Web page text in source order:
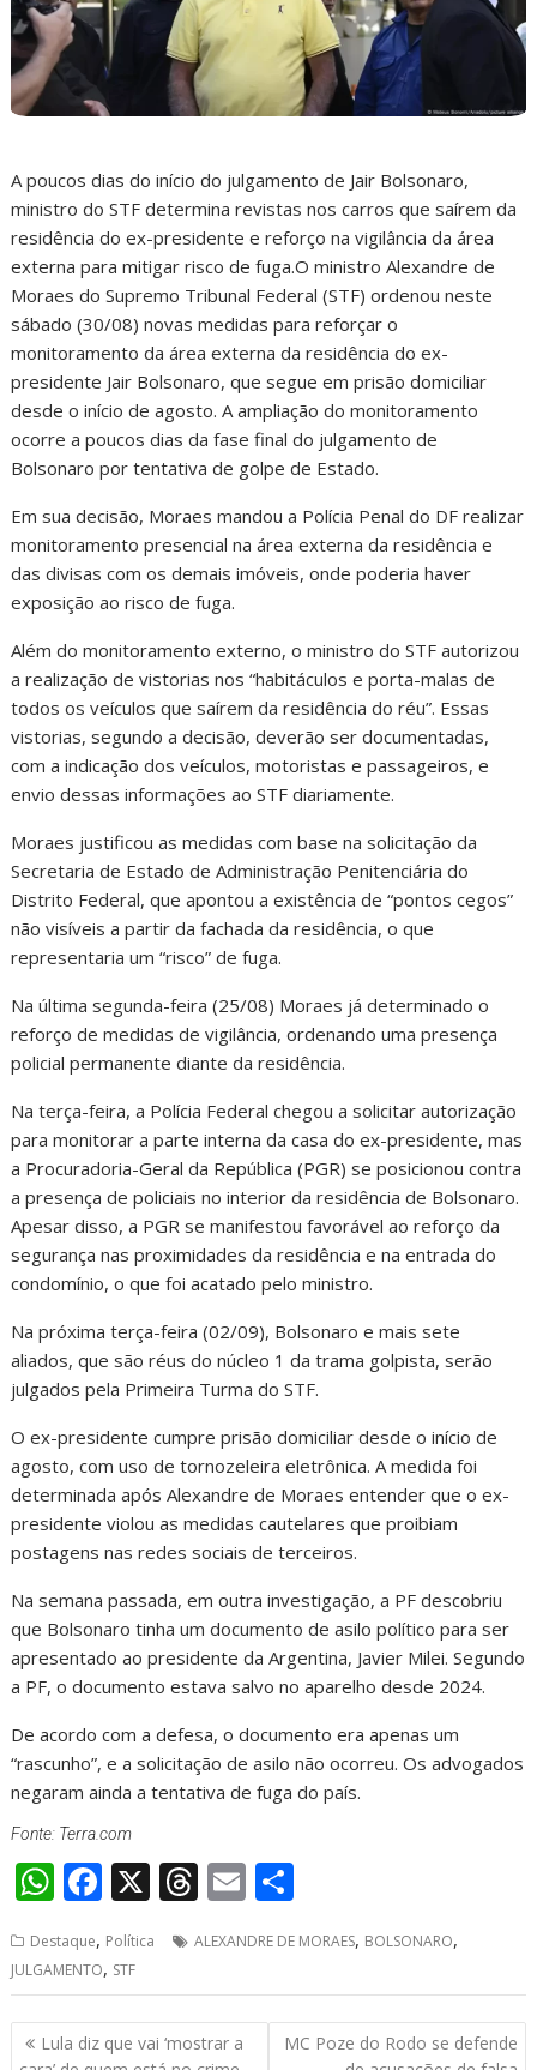
A poucos dias do início do julgamento de Jair Bolsonaro,
ministro do STF determina revistas nos carros que saírem da
residência do ex-presidente e reforço na vigilância da área
externa para mitigar risco de fuga.O ministro Alexandre de
Moraes do Supremo Tribunal Federal (STF) ordenou neste
sábado (30/08) novas medidas para reforçar o
monitoramento da área externa da residência do ex-
presidente Jair Bolsonaro, que segue em prisão domiciliar
desde o início de agosto. A ampliação do monitoramento
ocorre a poucos dias da fase final do julgamento de
Bolsonaro por tentativa de golpe de Estado.
Em sua decisão, Moraes mandou a Polícia Penal do DF realizar
monitoramento presencial na área externa da residência e
das divisas com os demais imóveis, onde poderia haver
exposição ao risco de fuga.
Além do monitoramento externo, o ministro do STF autorizou
a realização de vistorias nos “habitáculos e porta-malas de
todos os veículos que saírem da residência do réu”. Essas
vistorias, segundo a decisão, deverão ser documentadas,
com a indicação dos veículos, motoristas e passageiros, e
envio dessas informações ao STF diariamente.
Moraes justificou as medidas com base na solicitação da
Secretaria de Estado de Administração Penitenciária do
Distrito Federal, que apontou a existência de “pontos cegos”
não visíveis a partir da fachada da residência, o que
representaria um “risco” de fuga.
Na última segunda-feira (25/08) Moraes já determinado o
reforço de medidas de vigilância, ordenando uma presença
policial permanente diante da residência.
Na terça-feira, a Polícia Federal chegou a solicitar autorização
para monitorar a parte interna da casa do ex-presidente, mas
a Procuradoria-Geral da República (PGR) se posicionou contra
a presença de policiais no interior da residência de Bolsonaro.
Apesar disso, a PGR se manifestou favorável ao reforço da
segurança nas proximidades da residência e na entrada do
condomínio, o que foi acatado pelo ministro.
Na próxima terça-feira (02/09), Bolsonaro e mais sete
aliados, que são réus do núcleo 1 da trama golpista, serão
julgados pela Primeira Turma do STF.
O ex-presidente cumpre prisão domiciliar desde o início de
agosto, com uso de tornozeleira eletrônica. A medida foi
determinada após Alexandre de Moraes entender que o ex-
presidente violou as medidas cautelares que proibiam
postagens nas redes sociais de terceiros.
Na semana passada, em outra investigação, a PF descobriu
que Bolsonaro tinha um documento de asilo político para ser
apresentado ao presidente da Argentina, Javier Milei. Segundo
a PF, o documento estava salvo no aparelho desde 2024.
De acordo com a defesa, o documento era apenas um
“rascunho”, e a solicitação de asilo não ocorreu. Os advogados
negaram ainda a tentativa de fuga do país.
Fonte: Terra.com
W
at
s
A
F
e
b
o
X T
re
a
d
E
ai
l
ar
e
Destaque, Política ALEXANDRE DE MORAES, BOLSONARO,
JULGAMENTO, STF
Navegação
Lula diz que vai ‘mostrar a
MC Poze do Rodo se defende